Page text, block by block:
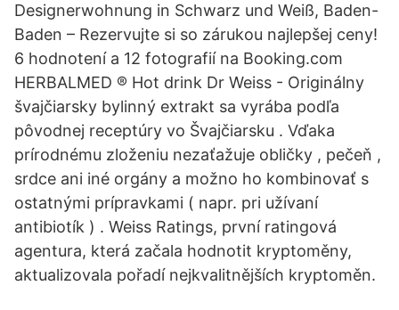
Designerwohnung in Schwarz und Weiß, Baden-
Baden – Rezervujte si so zárukou najlepšej ceny!
6 hodnotení a 12 fotografií na Booking.com
HERBALMED ® Hot drink Dr Weiss - Originálny
švajčiarsky bylinný extrakt sa vyrába podľa
pôvodnej receptúry vo Švajčiarsku . Vďaka
prírodnému zloženiu nezaťažuje obličky , pečeň ,
srdce ani iné orgány a možno ho kombinovať s
ostatnými prípravkami ( napr. pri užívaní
antibiotík ) . Weiss Ratings, první ratingová
agentura, která začala hodnotit kryptoměny,
aktualizovala pořadí nejkvalitnějších kryptoměn.